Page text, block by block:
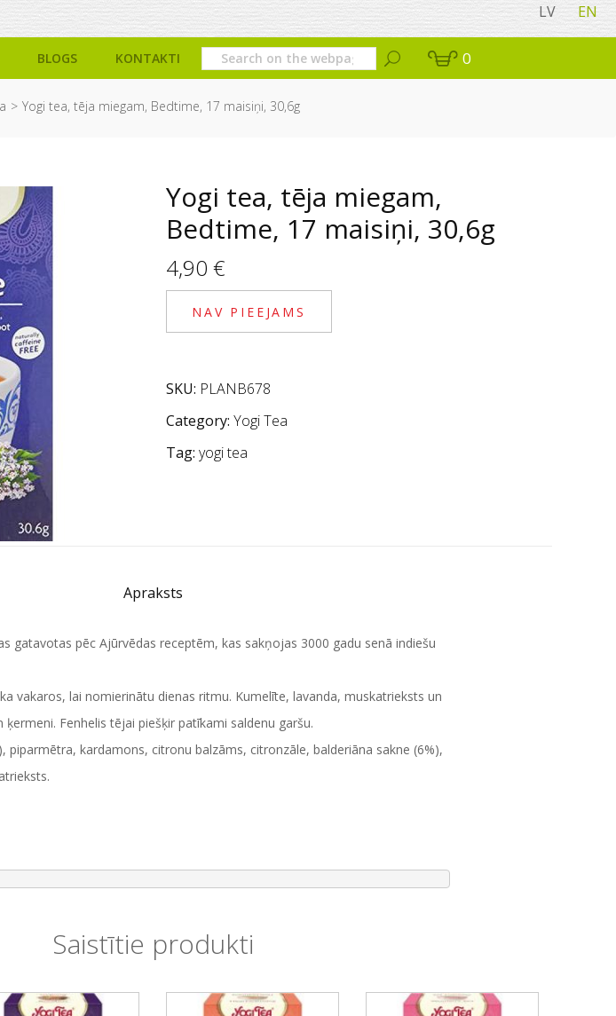
LV EN
BLOGS KONTAKTI 0
Yogi tea, tēja miegam, Bedtime, 17 maisiņi, 30,6g
Yogi tea, tēja miegam,
Bedtime, 17 maisiņi, 30,6g
4,90 €
NAV PIEEJAMS
SKU: PLANB678
Category: Yogi Tea
Tag: yogi tea
Apraksts
gatavotas pēc Ajūrvēdas receptēm, kas sakņojas 3000 gadu senā indiešu
vakaros, lai nomierinātu dienas ritmu. Kumelīte, lavanda, muskatrieksts un
Fenhelis tējai piešķir patīkami saldenu garšu.
piparmētra, kardamons, citronu balzāms, citronzāle, balderiāna sakne (6%),
Saistītie produkti